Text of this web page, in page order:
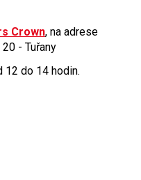
Crown, na adrese
- Tuřany
do 14 hodin.